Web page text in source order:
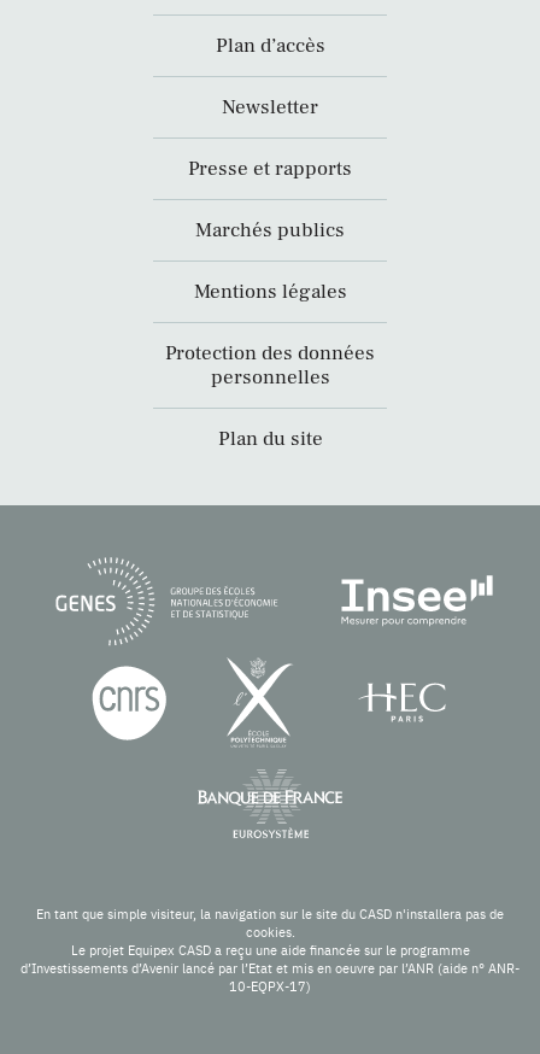
Plan d’accès
Newsletter
Presse et rapports
Marchés publics
Mentions légales
Protection des données
personnelles
Plan du site
En tant que simple visiteur, la navigation sur le site du CASD n'installera pas de
cookies.
Le projet Equipex CASD a reçu une aide financée sur le programme
d’Investissements d’Avenir lancé par l’Etat et mis en oeuvre par l’ANR (aide n° ANR-
10-EQPX-17)